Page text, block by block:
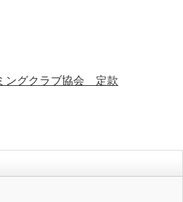
ングクラブ協会 定款